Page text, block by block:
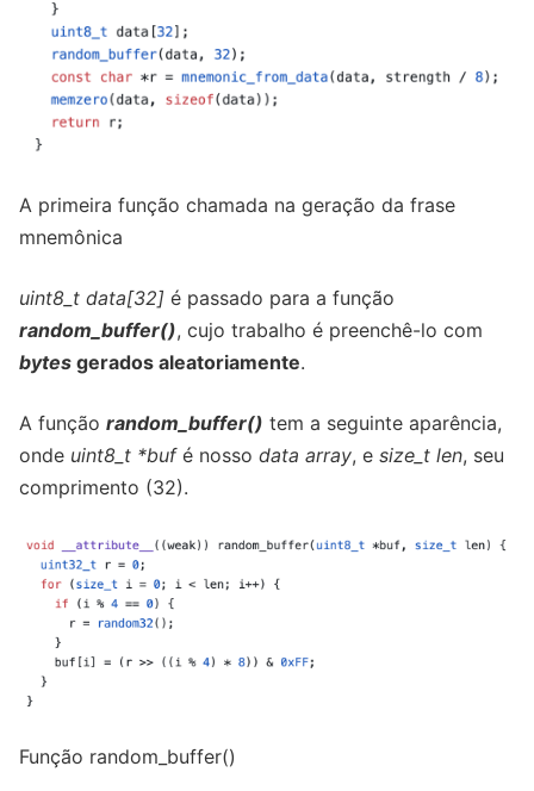
A primeira função chamada na geração da frase
mnemônica
uint8_t data[32] é passado para a função
random_buffer(), cujo trabalho é preenchê-lo com
bytes gerados aleatoriamente.
A função random_buffer() tem a seguinte aparência,
onde uint8_t *bufé nosso data array, e size_t len, seu
comprimento (32).
Função random_buffer()